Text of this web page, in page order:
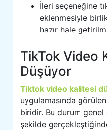
İleri seçeneğine
eklenmesiyle
hazır hale
TikTok Video
Düşüyor
Tiktok video kalitesi
uygulamasında
biridir. Bu durum genel
şekilde